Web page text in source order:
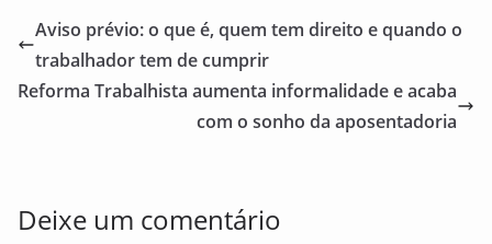
e
b
o
l e
Aviso prévio: o que é, quem tem direito e quando o
trabalhador tem de cumprir
Reforma Trabalhista aumenta informalidade e acaba
com o sonho da aposentadoria
Deixe um comentário